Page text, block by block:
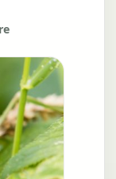
zu
Erlenblattkäfer
(Agelastica
alni)